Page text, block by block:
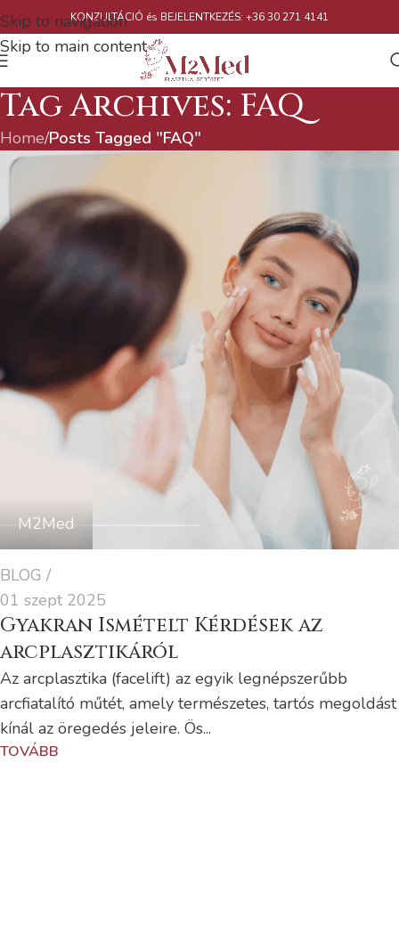
Skip to navigation
Skip to main content
KONZULTÁCIÓ és BEJELENTKEZÉS: +36 30 271 4141
Tag Archives: FAQ
Home/Posts Tagged "FAQ"
M2Med
BLOG
01 szept 2025
Gyakran Ismételt Kérdések az
arcplasztikáról
Az arcplasztika (facelift) az egyik legnépszerűbb
arcfiatalító műtét, amely természetes, tartós megoldást
kínál az öregedés jeleire. Ös...
TOVÁBB